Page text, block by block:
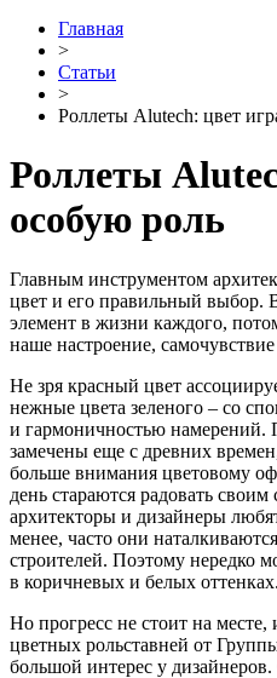
Главная
>
Статьи
>
Роллеты Alutech: цвет
Роллеты
особую роль
Главным инструментом
цвет и его правильный выбор.
элемент в жизни каждого,
наше настроение, самочувствие
Не зря красный цвет
нежные цвета зеленого – со
и гармоничностью намерений.
замечены еще с древних
больше внимания цветовому
день стараются радовать
архитекторы и дизайнеры
менее, часто они
строителей. Поэтому нередко
в коричневых и белых оттенках.
Но прогресс не стоит на
цветных рольставней от
большой интерес у